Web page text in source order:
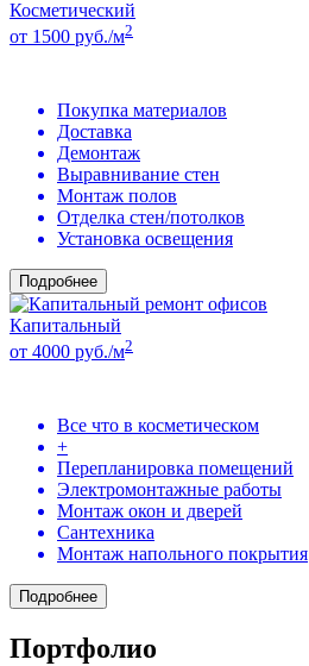
Косметический
от 1500 руб./м2
Покупка материалов
Доставка
Демонтаж
Выравнивание стен
Монтаж полов
Отделка стен/потолков
Установка освещения
Подробнее
Капитальный
от 4000 руб./м2
Все что в косметическом
+
Перепланировка помещений
Электромонтажные работы
Монтаж окон и дверей
Сантехника
Монтаж напольного покрытия
Подробнее
Портфолио